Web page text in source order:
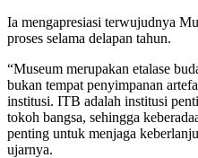
Ia mengapresiasi terwujudnya
proses selama delapan tahun.
“Museum merupakan etalase
bukan tempat penyimpanan
institusi. ITB adalah institusi
tokoh bangsa, sehingga
penting untuk menjaga
ujarnya.